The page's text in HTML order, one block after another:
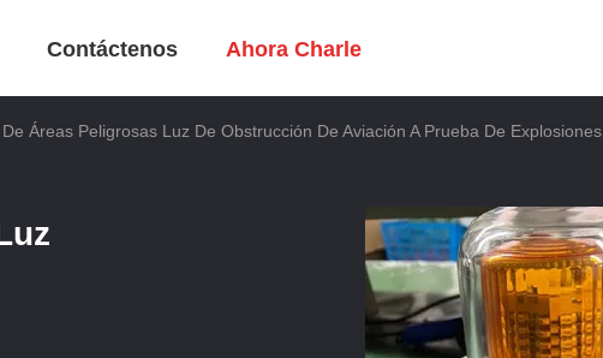
Contáctenos Ahora Charle
Áreas Peligrosas Luz De Obstrucción De Aviación A Prueba De Explosiones